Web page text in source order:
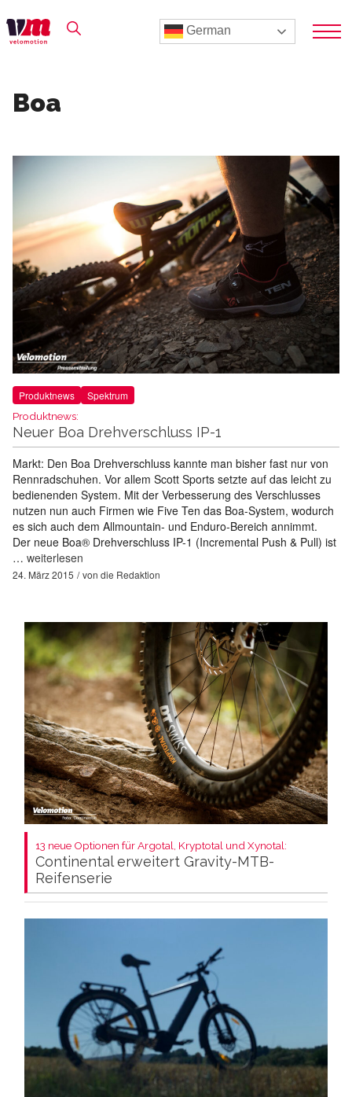
German
Boa
Produktnews Spektrum
Produktnews:
Neuer Boa Drehverschluss IP-1
Markt: Den Boa Drehverschluss kannte man bisher fast nur von
Rennradschuhen. Vor allem Scott Sports setzte auf das leicht zu
bedienenden System. Mit der Verbesserung des Verschlusses
nutzen nun auch Firmen wie Five Ten das Boa-System, wodurch
es sich auch dem Allmountain- und Enduro-Bereich annimmt.
Der neue Boa® Drehverschluss IP-1 (Incremental Push & Pull) ist
… weiterlesen
24. März 2015 von die Redaktion
13 neue Optionen für Argotal, Kryptotal und Xynotal:
Continental erweitert Gravity-MTB-
Reifenserie